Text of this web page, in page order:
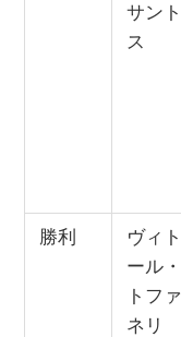
サント
ス
勝利
ヴィト
ール・
トファ
ネリ